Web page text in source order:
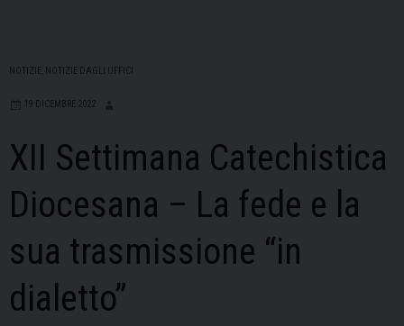
NOTIZIE NOTIZIE DAGLI UFFICI
19 DICEMBRE 2022
XII Settimana Catechistica
Diocesana – La fede e la
sua trasmissione “in
dialetto”